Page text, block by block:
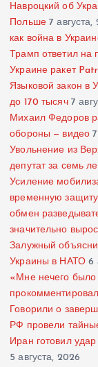
Навроцкий об
Польше 7 августа,
как война в
Трамп ответил на
Украине ракет
Языковой закон в
до 170 тысяч 7
Михаил Федоров
обороны — видео
Увольнение из
депутат за семь
Усиление
временную
обмен
значительно
Залужный
Украины в НАТО 6
«Мне нечего
Говорили о
РФ провели
Иран готовил
5 августа, 2026